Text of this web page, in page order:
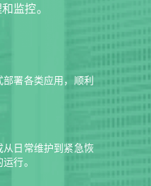
监控。
署各类应用，顺利
日常维护到紧急恢
行。